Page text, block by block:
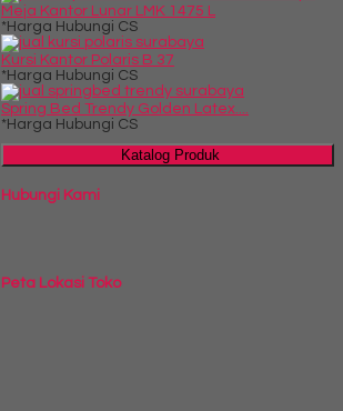
Meja Kantor Lunar LMK 1475 L
*Harga Hubungi CS
Kursi Kantor Polaris B 37
*Harga Hubungi CS
Spring Bed Trendy Golden Latex....
*Harga Hubungi CS
Katalog Produk
Hubungi Kami
Peta Lokasi Toko